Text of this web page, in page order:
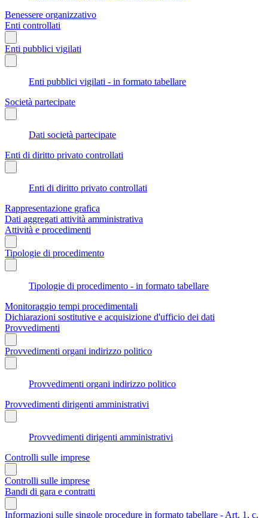
Benessere organizzativo
Enti controllati
Enti pubblici vigilati
Enti pubblici vigilati - in formato tabellare
Società partecipate
Dati società partecipate
Enti di diritto privato controllati
Enti di diritto privato controllati
Rappresentazione grafica
Dati aggregati attività amministrativa
Attività e procedimenti
Tipologie di procedimento
Tipologie di procedimento - in formato tabellare
Monitoraggio tempi procedimentali
Dichiarazioni sostitutive e acquisizione d'ufficio dei dati
Provvedimenti
Provvedimenti organi indirizzo politico
Provvedimenti organi indirizzo politico
Provvedimenti dirigenti amministrativi
Provvedimenti dirigenti amministrativi
Controlli sulle imprese
Controlli sulle imprese
Bandi di gara e contratti
Informazioni sulle singole procedure in formato tabellare - Art. 1, c.